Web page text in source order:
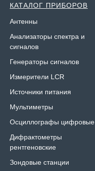
КАТАЛОГ ПРИБОРОВ
Антенны
Анализаторы спектра и
сигналов
Генераторы сигналов
Измерители LCR
Источники питания
Мультиметры
Осциллографы цифровые
Дифрактометры
рентгеновские
Зондовые станции